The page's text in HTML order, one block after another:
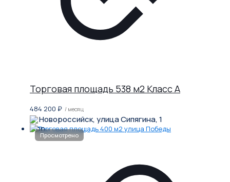
Торговая площадь 538 м2 Класс A
484 200 ₽ / месяц
Новороссийск, улица Сипягина, 1